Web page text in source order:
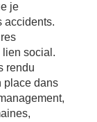
je
accidents.
lien social.
rendu
place dans